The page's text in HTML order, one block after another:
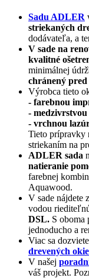
Sadu ADLER
striekaných
dodávateľa, a
V sade na
kvalitné
minimálnej
chránený
Výrobca tieto
- farebnou
-
- vrchnou
Tieto prípravky
striekaním na
ADLER sada
natieranie
farebnej
Aquawood.
V sade nájdete
vodou
DSL. S oboma
jednoducho a
Viac sa
drevených
V našej
váš projekt.